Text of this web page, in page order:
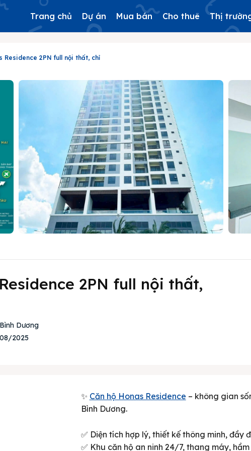
Trang chủ Dự án Mua bán Cho thuê Thị
Residence 2PN full nội thất, chỉ
2PN full nội thất,
Dương
2025
✨ Căn hộ Honas Residence – không gian
Bình Dương.
✅ Diện tích hợp lý, thiết kế thông minh, đầy
✅ Khu căn hộ an ninh 24/7, thang máy,